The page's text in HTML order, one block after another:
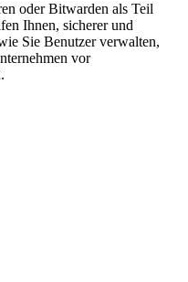
oder Bitwarden als Teil
Ihnen, sicherer und
Sie Benutzer verwalten,
vor